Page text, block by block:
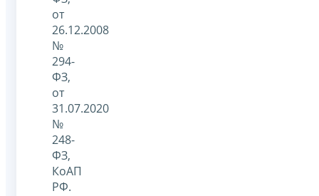
от
26.12.2008
№
294-
ФЗ,
от
31.07.2020
№
248-
ФЗ,
КоАП
РФ.